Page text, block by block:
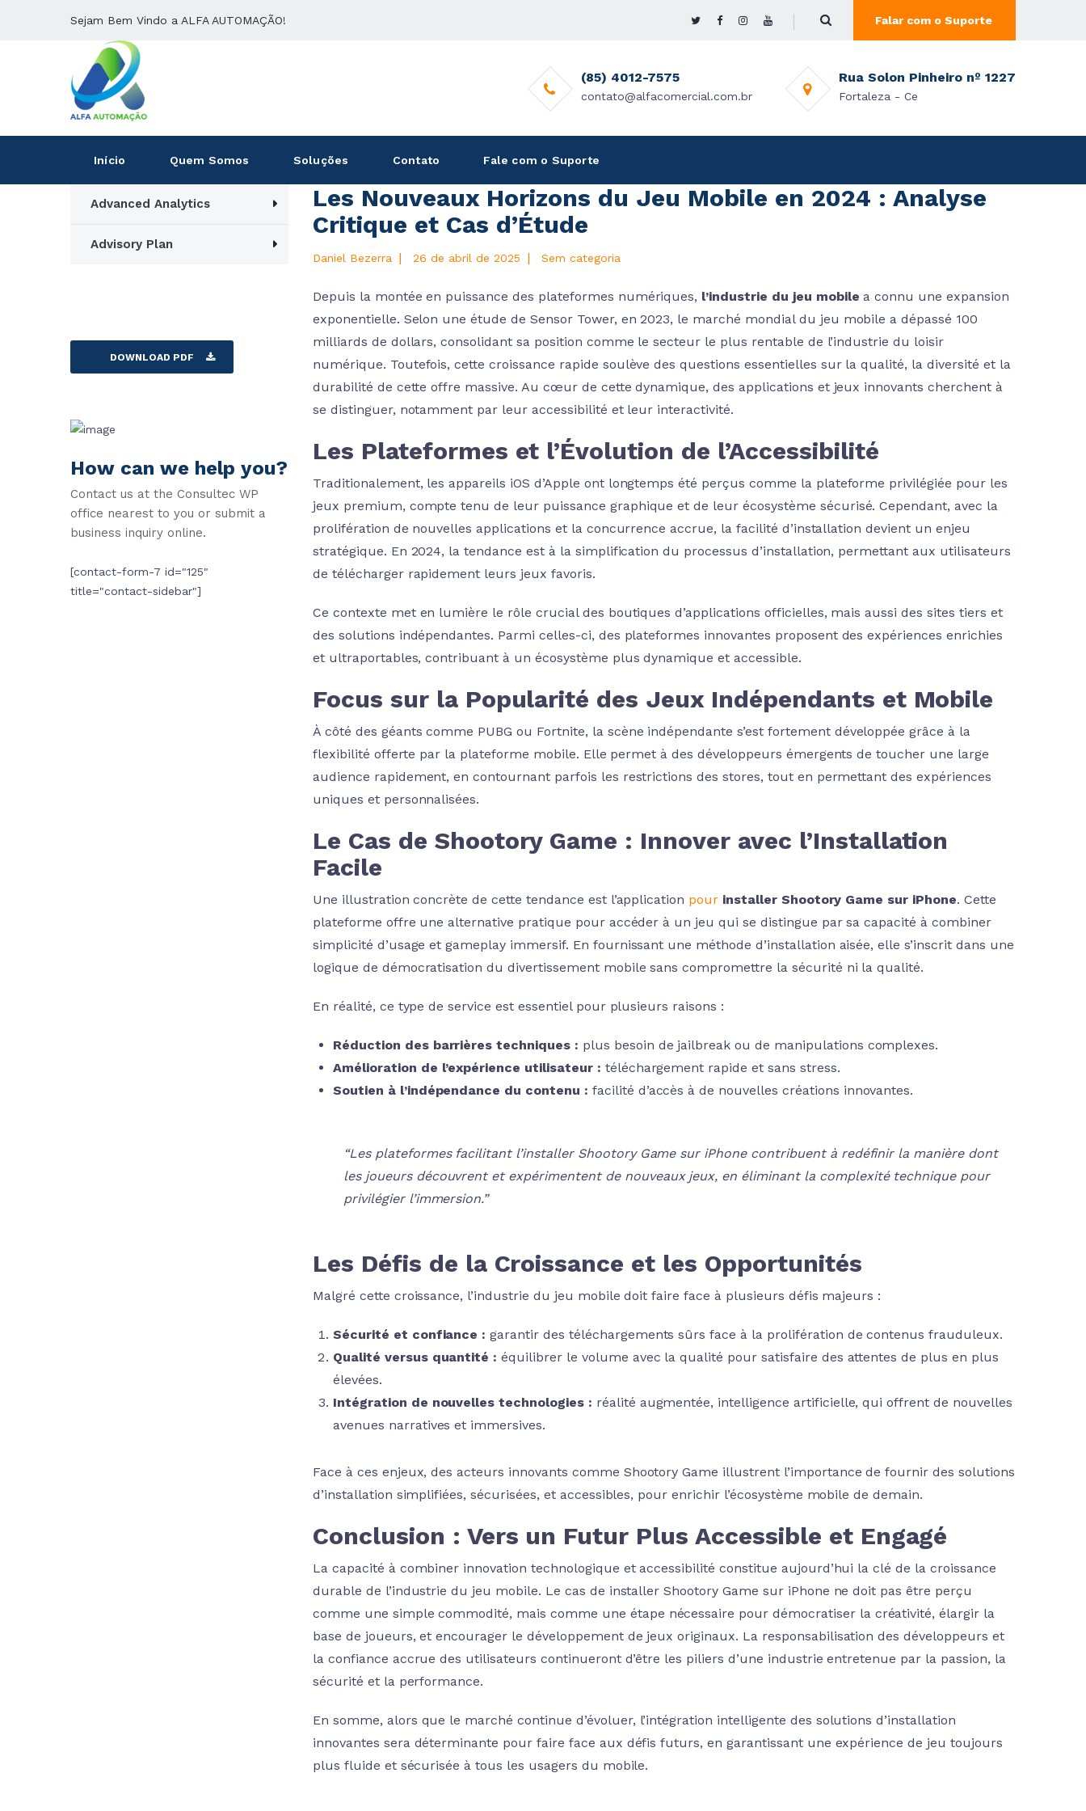
Sejam Bem Vindo a ALFA AUTOMAÇÃO! Falar com o Suporte
(85) 4012-7575
contato@alfacomercial.com.br
Rua Solon Pinheiro nº 1227
Fortaleza - Ce
Início Quem Somos Soluções Contato Fale com o Suporte
Les Nouveaux Horizons du Jeu Mobile en 2024 : Analyse
Critique et Cas d’Étude
Daniel Bezerra | 26 de abril de 2025 | Sem categoria
Depuis la montée en puissance des plateformes numériques, l’industrie du jeu mobile a connu une expansion
exponentielle. Selon une étude de Sensor Tower, en 2023, le marché mondial du jeu mobile a dépassé 100
milliards de dollars, consolidant sa position comme le secteur le plus rentable de l’industrie du loisir
numérique. Toutefois, cette croissance rapide soulève des questions essentielles sur la qualité, la diversité et la
durabilité de cette offre massive. Au cœur de cette dynamique, des applications et jeux innovants cherchent à
se distinguer, notamment par leur accessibilité et leur interactivité.
Les Plateformes et l’Évolution de l’Accessibilité
Traditionalement, les appareils iOS d’Apple ont longtemps été perçus comme la plateforme privilégiée pour les
jeux premium, compte tenu de leur puissance graphique et de leur écosystème sécurisé. Cependant, avec la
prolifération de nouvelles applications et la concurrence accrue, la facilité d’installation devient un enjeu
stratégique. En 2024, la tendance est à la simplification du processus d’installation, permettant aux utilisateurs
de télécharger rapidement leurs jeux favoris.
Ce contexte met en lumière le rôle crucial des boutiques d’applications officielles, mais aussi des sites tiers et
des solutions indépendantes. Parmi celles-ci, des plateformes innovantes proposent des expériences enrichies
et ultraportables, contribuant à un écosystème plus dynamique et accessible.
Focus sur la Popularité des Jeux Indépendants et Mobile
À côté des géants comme PUBG ou Fortnite, la scène indépendante s’est fortement développée grâce à la
flexibilité offerte par la plateforme mobile. Elle permet à des développeurs émergents de toucher une large
audience rapidement, en contournant parfois les restrictions des stores, tout en permettant des expériences
uniques et personnalisées.
Le Cas de Shootory Game : Innover avec l’Installation
Facile
Une illustration concrète de cette tendance est l’application pour installer Shootory Game sur iPhone. Cette
plateforme offre une alternative pratique pour accéder à un jeu qui se distingue par sa capacité à combiner
simplicité d’usage et gameplay immersif. En fournissant une méthode d’installation aisée, elle s’inscrit dans une
logique de démocratisation du divertissement mobile sans compromettre la sécurité ni la qualité.
En réalité, ce type de service est essentiel pour plusieurs raisons :
Réduction des barrières techniques : plus besoin de jailbreak ou de manipulations complexes.
Amélioration de l’expérience utilisateur : téléchargement rapide et sans stress.
Soutien à l’indépendance du contenu : facilité d’accès à de nouvelles créations innovantes.
“Les plateformes facilitant l’installer Shootory Game sur iPhone contribuent à redéfinir la manière dont
les joueurs découvrent et expérimentent de nouveaux jeux, en éliminant la complexité technique pour
privilégier l’immersion.”
Les Défis de la Croissance et les Opportunités
Malgré cette croissance, l’industrie du jeu mobile doit faire face à plusieurs défis majeurs :
Sécurité et confiance : garantir des téléchargements sûrs face à la prolifération de contenus frauduleux.
Qualité versus quantité : équilibrer le volume avec la qualité pour satisfaire des attentes de plus en plus
élevées.
Intégration de nouvelles technologies : réalité augmentée, intelligence artificielle, qui offrent de nouvelles
avenues narratives et immersives.
Face à ces enjeux, des acteurs innovants comme Shootory Game illustrent l’importance de fournir des solutions
d’installation simplifiées, sécurisées, et accessibles, pour enrichir l’écosystème mobile de demain.
Conclusion : Vers un Futur Plus Accessible et Engagé
La capacité à combiner innovation technologique et accessibilité constitue aujourd’hui la clé de la croissance
durable de l’industrie du jeu mobile. Le cas de installer Shootory Game sur iPhone ne doit pas être perçu
comme une simple commodité, mais comme une étape nécessaire pour démocratiser la créativité, élargir la
base de joueurs, et encourager le développement de jeux originaux. La responsabilisation des développeurs et
la confiance accrue des utilisateurs continueront d’être les piliers d’une industrie entretenue par la passion, la
sécurité et la performance.
En somme, alors que le marché continue d’évoluer, l’intégration intelligente des solutions d’installation
innovantes sera déterminante pour faire face aux défis futurs, en garantissant une expérience de jeu toujours
plus fluide et sécurisée à tous les usagers du mobile.
Advanced Analytics
Advisory Plan
DOWNLOAD PDF
How can we help you?
Contact us at the Consultec WP
office nearest to you or submit a
business inquiry online.
[contact-form-7 id="125"
title="contact-sidebar"]